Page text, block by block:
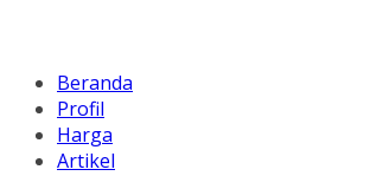
Beranda
Profil
Harga
Artikel